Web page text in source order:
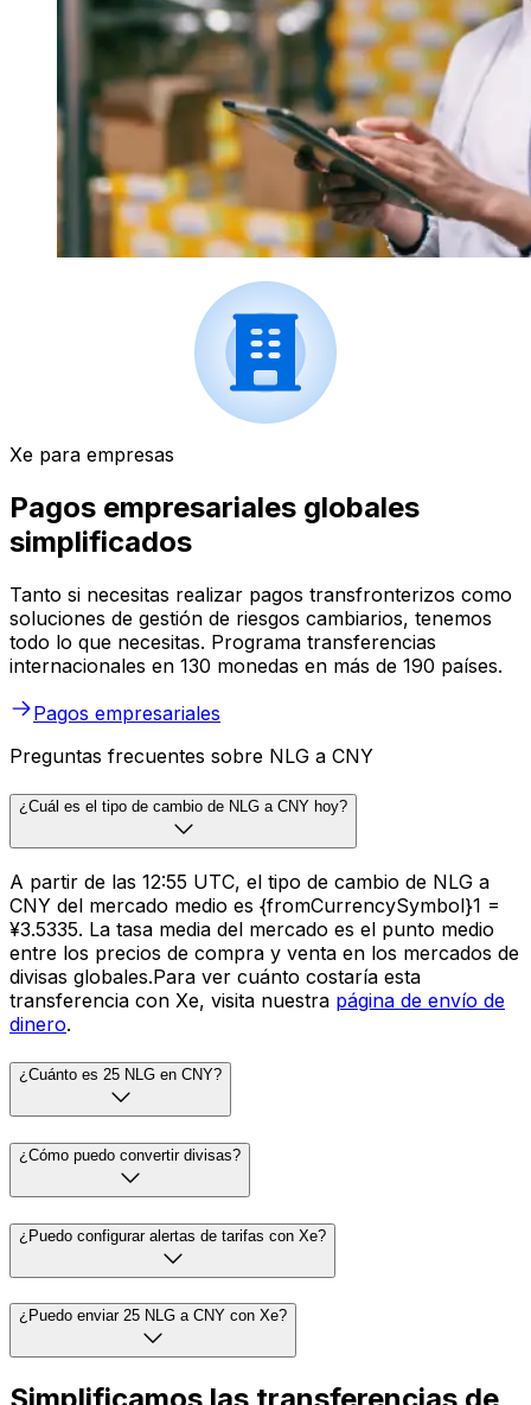
Xe para empresas
Pagos empresariales globales
simplificados
Tanto si necesitas realizar pagos transfronterizos como
soluciones de gestión de riesgos cambiarios, tenemos
todo lo que necesitas. Programa transferencias
internacionales en 130 monedas en más de 190 países.
Pagos empresariales
Preguntas frecuentes sobre NLG a CNY
¿Cuál es el tipo de cambio de NLG a CNY hoy?
A partir de las 12:55 UTC, el tipo de cambio de NLG a
CNY del mercado medio es {fromCurrencySymbol}1 =
¥3.5335. La tasa media del mercado es el punto medio
entre los precios de compra y venta en los mercados de
divisas globales.Para ver cuánto costaría esta
transferencia con Xe, visita nuestra página de envío de
dinero.
¿Cuánto es 25 NLG en CNY?
¿Cómo puedo convertir divisas?
¿Puedo configurar alertas de tarifas con Xe?
¿Puedo enviar 25 NLG a CNY con Xe?